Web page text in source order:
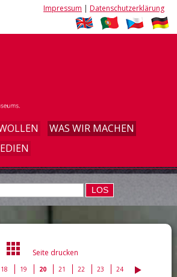
Impressum |Datenschutzerklärung
WAS WIR MACHEN
LOS
Seite drucken
18 19 20 21 22 23 24